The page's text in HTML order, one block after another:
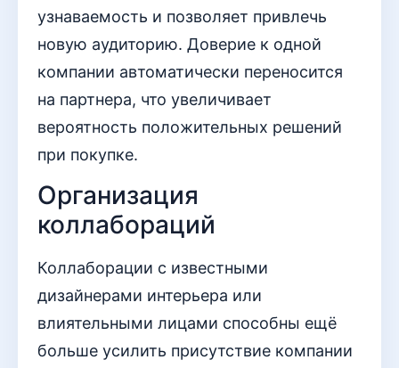
узнаваемость и позволяет привлечь
новую аудиторию. Доверие к одной
компании автоматически переносится
на партнера, что увеличивает
вероятность положительных решений
при покупке.
Организация
коллабораций
Коллаборации с известными
дизайнерами интерьера или
влиятельными лицами способны ещё
больше усилить присутствие компании